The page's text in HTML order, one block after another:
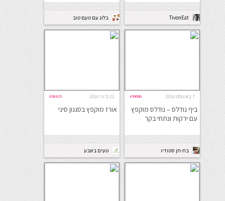
TivonEat בלוג עם טעם טוב
7 באוגוסט 2016 #39686
ביף נודלס – נודלס מוקפץ
עם ירקות ונתחי בקר
בת-חן סטודיו
לבישול ואפיה
22 ביוני 2016 #38415
אורז מוקפץ בסגנון סיני
טעים בשבע